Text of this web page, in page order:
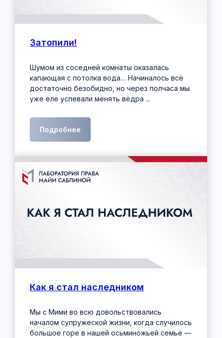
Затопили!
Шумом из соседней комнаты оказалась
капающая с потолка вода… Начиналось всё
достаточно безобидно, но через полчаса мы
уже еле успевали менять вёдра ...
Подробнее
Как я стал наследником
Мы с Мими во всю довольствовались
началом супружеской жизни, когда случилось
большое горе в нашей осьминожьей семье —
Подробнее
© Саблина Майя Александровна, 2016-2026
ГЛАВНАЯ
СТАТЬИ
УСЛУГИ
+ 7 (995) 787-95-77
ОГРНИП: 317774600336042, ИНН: 770474438703